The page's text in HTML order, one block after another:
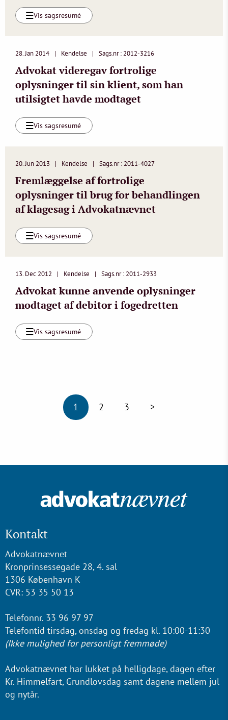
Vis sagsresumé
28. Jan 2014 Kendelse Sags.nr : 2012-3216
Advokat videregav fortrolige
oplysninger til sin klient, som han
utilsigtet havde modtaget
Vis sagsresumé
20. Jun 2013 Kendelse Sags.nr : 2011-4027
Fremlæggelse af fortrolige
oplysninger til brug for behandlingen
af klagesag i Advokatnævnet
Vis sagsresumé
13. Dec 2012 Kendelse Sags.nr : 2011-2933
Advokat kunne anvende oplysninger
modtaget af debitor i fogedretten
Vis sagsresumé
1 2 3 >
Kontakt
Advokatnævnet
Kronprinsessegade 28, 4. sal
1306 København K
CVR: 53 35 50 13
Telefonnr. 33 96 97 97
Telefontid tirsdag, onsdag og fredag kl. 10:00-11:30
(Ikke mulighed for personligt fremmøde)
Advokatnævnet har lukket på helligdage, dagen efter
Kr. Himmelfart, Grundlovsdag samt dagene mellem jul
og nytår.